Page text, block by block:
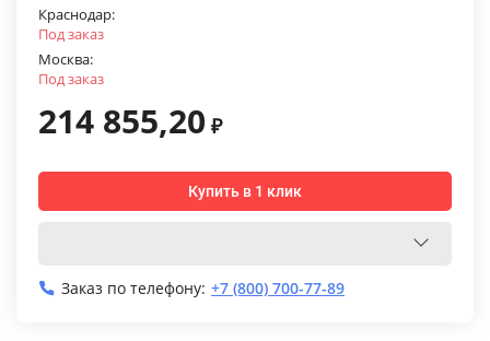
Краснодар:
Под заказ
Москва:
Под заказ
214 855,20 ₽
Купить в 1 клик
Заказ по телефону: +7 (800) 700-77-89